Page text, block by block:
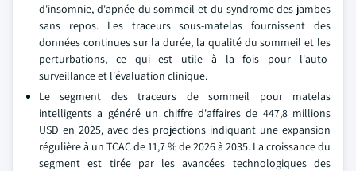
d'insomnie, d'apnée du sommeil et du syndrome des jambes
sans repos. Les traceurs sous-matelas fournissent des
données continues sur la durée, la qualité du sommeil et les
perturbations, ce qui est utile à la fois pour l'auto-
surveillance et l'évaluation clinique.
Le segment des traceurs de sommeil pour matelas
intelligents a généré un chiffre d'affaires de 447,8 millions
USD en 2025, avec des projections indiquant une expansion
régulière à un TCAC de 11,7 % de 2026 à 2035. La croissance du
segment est tirée par les avancées technologiques des